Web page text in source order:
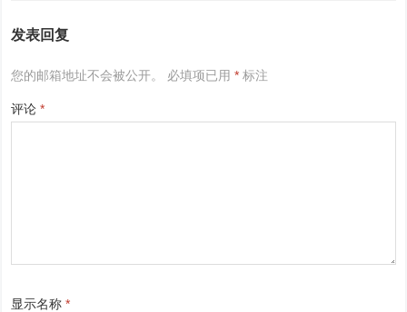
发表回复
您的邮箱地址不会被公开。 必填项已用* 标注
评论*
显示名称*